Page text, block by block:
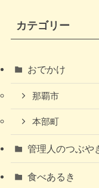
カテゴリー
おでかけ
那覇市
本部町
管理人のつぶや
食べあるき